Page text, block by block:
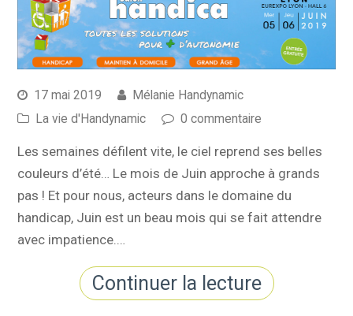
17 mai 2019
Mélanie Handynamic
La vie d'Handynamic
0 commentaire
Les semaines défilent vite, le ciel reprend ses belles
couleurs d’été… Le mois de Juin approche à grands
pas ! Et pour nous, acteurs dans le domaine du
handicap, Juin est un beau mois qui se fait attendre
avec impatience.…
Continuer la lecture